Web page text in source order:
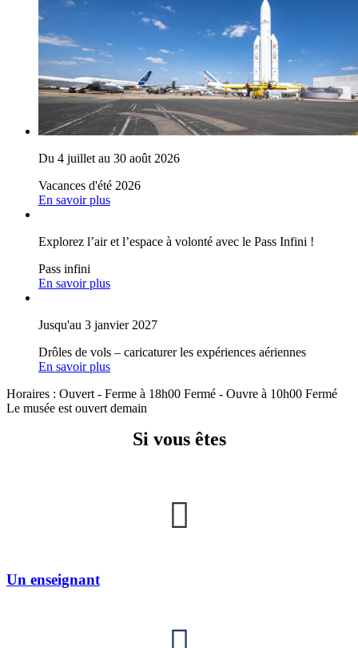
Du 4 juillet au 30 août 2026
Vacances d'été 2026
En savoir plus
Explorez l’air et l’espace à volonté avec le Pass Infini !
Pass infini
En savoir plus
Jusqu'au 3 janvier 2027
Drôles de vols – caricaturer les expériences aériennes
En savoir plus
Horaires : Ouvert - Ferme à 18h00 Fermé - Ouvre à 10h00 Fermé
Le musée est ouvert demain
Si vous êtes
Un enseignant